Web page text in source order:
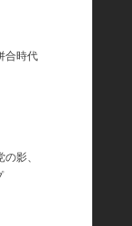
合時代
影、